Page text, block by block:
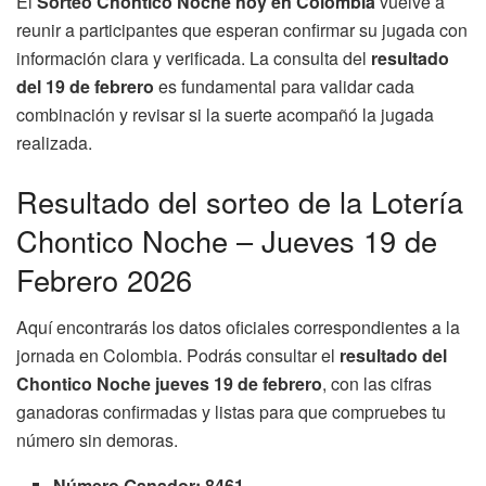
reunir a participantes que esperan confirmar su jugada con
información clara y verificada. La consulta del resultado
del 19 de febrero es fundamental para validar cada
combinación y revisar si la suerte acompañó la jugada
realizada.
Resultado del sorteo de la Lotería
Chontico Noche – Jueves 19 de
Febrero 2026
Aquí encontrarás los datos oficiales correspondientes a la
jornada en Colombia. Podrás consultar el resultado del
Chontico Noche jueves 19 de febrero, con las cifras
ganadoras confirmadas y listas para que compruebes tu
número sin demoras.